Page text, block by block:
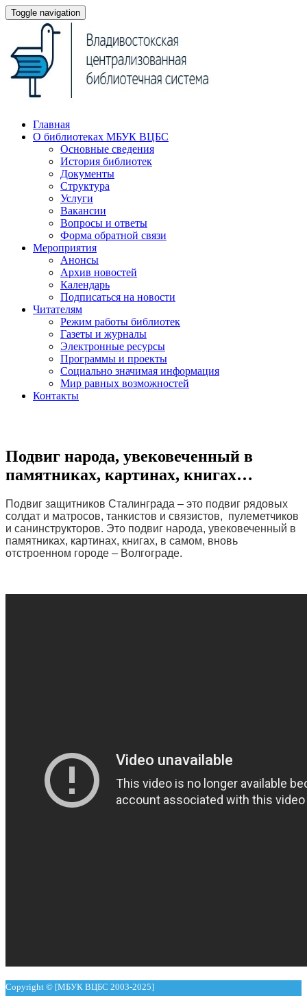
Toggle navigation
Главная
О библиотеках МБУК ВЦБС
Основные сведения
История библиотек
Документы
Структура
Услуги
Вакансии
Вопросы и ответы
Форма обратной связи
Мероприятия
Анонсы
Архив новостей
Календарь
Подписаться на новости
Читателям
Режим работы библиотек
Газеты и журналы
Электронные ресурсы
Программы и проекты
Социально значимая информация
Мир равных возможностей
Контакты
Подвиг народа, увековеченный в
памятниках, картинах, книгах…
Подвиг защитников Сталинграда – это подвиг рядовых
солдат и матросов, танкистов и связистов, пулеметчиков
и санинструкторов. Это подвиг народа, увековеченный в
памятниках, картинах, книгах, в самом, вновь
отстроенном городе – Волгограде.
Copyright © [МБУК ВЦБС 2003-2025]